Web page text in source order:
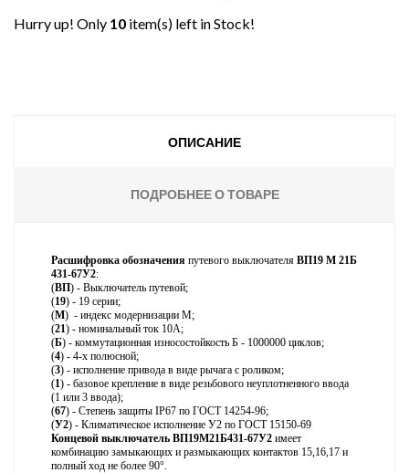
Hurry up! Only 10 item(s) left in Stock!
ОПИСАНИЕ
ПОДРОБНЕЕ О ТОВАРЕ
Расшифровка обозначения путевого выключателя ВП19 М 21Б
431-67У2:
(ВП) - Выключатель путевой;
(19) - 19 серии;
(М) - индекс модернизации М;
(21) - номинальный ток 10А;
(Б) - коммутационная износостойкость Б - 1000000 циклов;
(4) - 4-х полюсной;
(3) - исполнение привода в виде рычага с роликом;
(1) - базовое крепление в виде резьбового неуплотненного ввода
(1 или 3 ввода);
(67) - Степень защиты IP67 по ГОСТ 14254-96;
(У2) - Климатическое исполнение У2 по ГОСТ 15150-69
Концевой выключатель ВП19М21Б431-67У2 имеет
комбинацию замыкающих и размыкающих контактов 15,16,17 и
полный ход не более 90°.